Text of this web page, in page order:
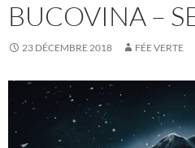
BUCOVINA –
23 DÉCEMBRE 2018 FÉE VERTE